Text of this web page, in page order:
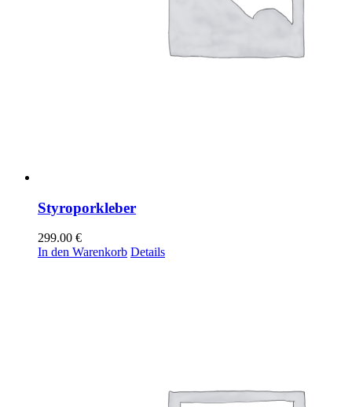
Styroporkleber
299.00 €
In den Warenkorb Details